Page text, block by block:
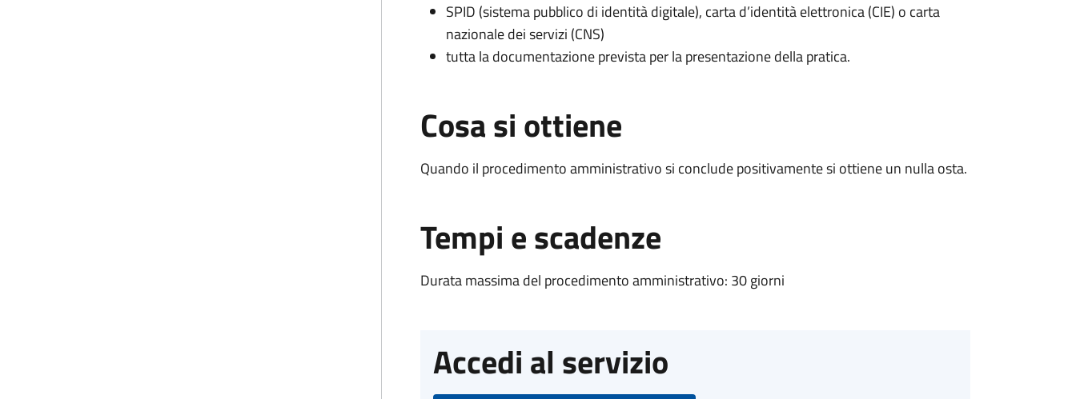
SPID (sistema pubblico di identità digitale), carta d’identità elettronica (CIE) o carta
nazionale dei servizi (CNS)
tutta la documentazione prevista per la presentazione della pratica.
Cosa si ottiene
Quando il procedimento amministrativo si conclude positivamente si ottiene un nulla osta.
Tempi e scadenze
Durata massima del procedimento amministrativo: 30 giorni
Accedi al servizio